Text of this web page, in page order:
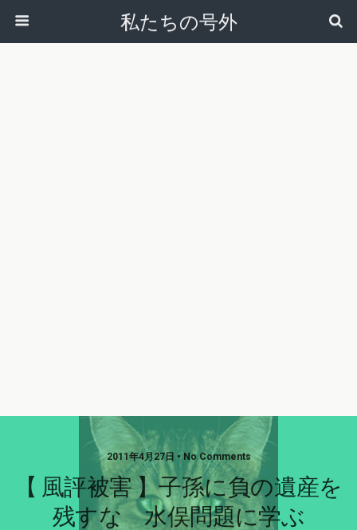
私たちの号外
2011年4月27日 • No Comments
【 風評被害 】子孫に負の遺産を
残すな 水俣問題に学ぶ